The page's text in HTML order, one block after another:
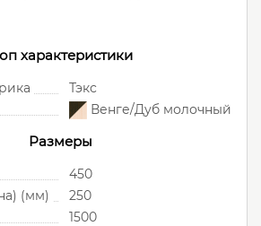
характеристики
Тэкс
Венге/Дуб молочный
Размеры
450
(мм)
250
1500